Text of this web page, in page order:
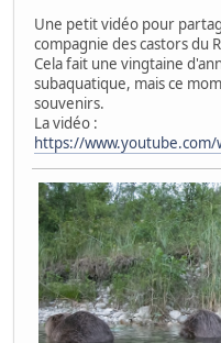
Une petit vidéo pour
compagnie des castors du
Cela fait une vingtaine
subaquatique, mais ce
souvenirs.
La vidéo :
https://www.youtube.com/